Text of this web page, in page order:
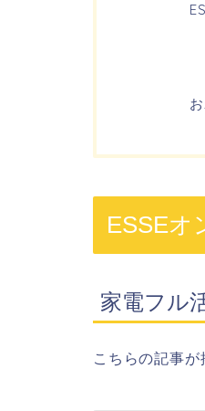
ESSEオ
家電フル
こちらの記事が